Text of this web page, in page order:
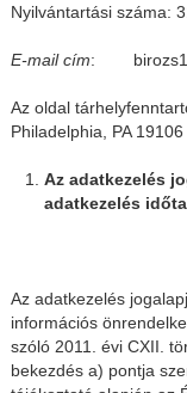
Nyilvántartási száma:
E-mail cím:
Az oldal
Philadelphia, PA 19106
Az adatkezelés
adatkezelés
Az adatkezelés
információs
szóló 2011. évi CXII.
bekezdés a) pontja